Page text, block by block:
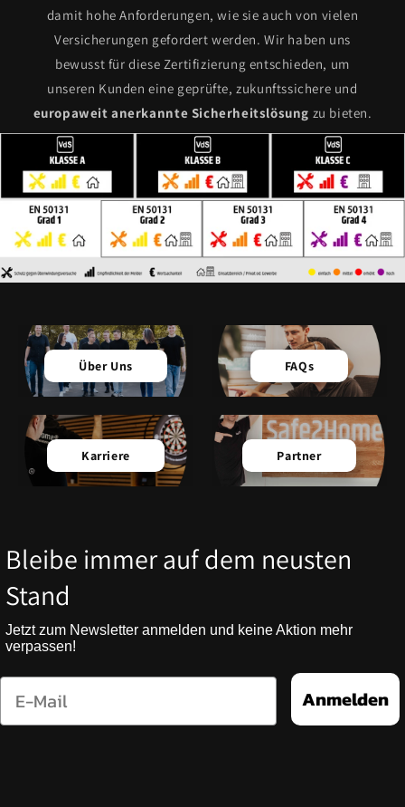
damit hohe Anforderungen, wie sie auch von vielen
Versicherungen gefordert werden. Wir haben uns
bewusst für diese Zertifizierung entschieden, um
unseren Kunden eine geprüfte, zukunftssichere und
europaweit anerkannte Sicherheitslösung zu bieten.
Über Uns FAQs
Karriere Partner
Bleibe immer auf dem neusten
Stand
Jetzt zum Newsletter anmelden und keine Aktion mehr
verpassen!
Email Anmelden